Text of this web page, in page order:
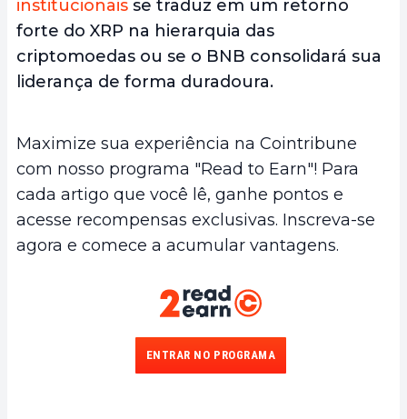
institucionais se traduz em um retorno
forte do XRP na hierarquia das
criptomoedas ou se o BNB consolidará sua
liderança de forma duradoura.
Maximize sua experiência na Cointribune
com nosso programa "Read to Earn"! Para
cada artigo que você lê, ganhe pontos e
acesse recompensas exclusivas. Inscreva-se
agora e comece a acumular vantagens.
ENTRAR NO PROGRAMA